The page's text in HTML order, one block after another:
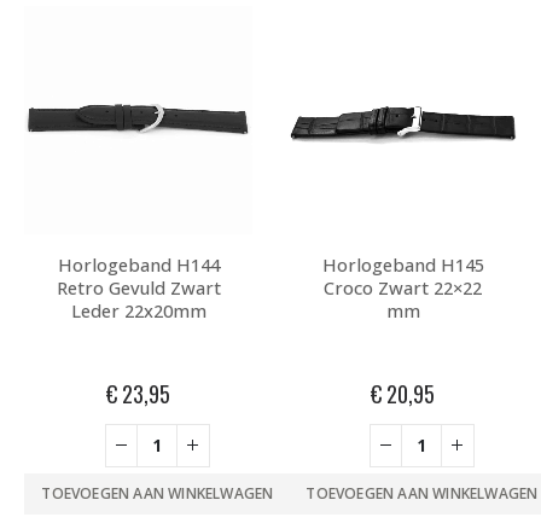
Horlogeband H144
Retro Gevuld Zwart
Leder 22x20mm
€23,95
TOEVOEGEN AAN WINKELWAGEN
Horlogeband H145
Croco Zwart 22×22
mm
€20,95
TOEVOEGEN AAN WINKELWAGEN